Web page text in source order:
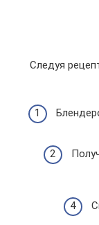
Следуя